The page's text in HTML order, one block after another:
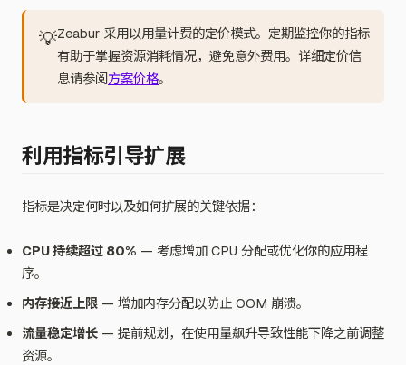
💡Zeabur 采用以用量计费的定价模式。定期监控你的指标
有助于掌握资源消耗情况，避免意外费用。详细定价信
息请参阅方案价格。
利用指标引导扩展
指标是决定何时以及如何扩展的关键依据：
CPU 持续超过 80% — 考虑增加 CPU 分配或优化你的应用程
序。
内存接近上限 — 增加内存分配以防止 OOM 崩溃。
流量稳定增长 — 提前规划，在使用量飙升导致性能下降之前调整
资源。